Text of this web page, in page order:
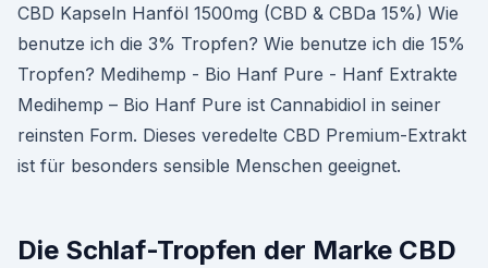
CBD Kapseln Hanföl 1500mg (CBD & CBDa 15%) Wie
benutze ich die 3% Tropfen? Wie benutze ich die 15%
Tropfen? Medihemp - Bio Hanf Pure - Hanf Extrakte
Medihemp – Bio Hanf Pure ist Cannabidiol in seiner
reinsten Form. Dieses veredelte CBD Premium-Extrakt
ist für besonders sensible Menschen geeignet.
Die Schlaf-Tropfen der Marke CBD